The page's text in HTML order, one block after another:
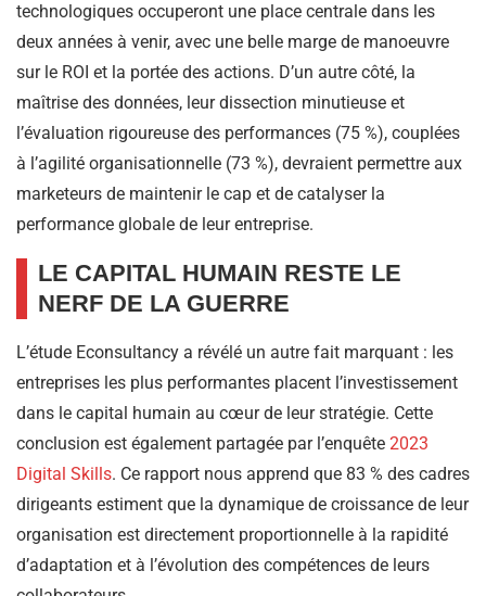
technologiques occuperont une place centrale dans les
deux années à venir, avec une belle marge de manoeuvre
sur le ROI et la portée des actions. D’un autre côté, la
maîtrise des données, leur dissection minutieuse et
l’évaluation rigoureuse des performances (75 %), couplées
à l’agilité organisationnelle (73 %), devraient permettre aux
marketeurs de maintenir le cap et de catalyser la
performance globale de leur entreprise.
LE CAPITAL HUMAIN RESTE LE
NERF DE LA GUERRE
L’étude Econsultancy a révélé un autre fait marquant : les
entreprises les plus performantes placent l’investissement
dans le capital humain au cœur de leur stratégie. Cette
conclusion est également partagée par l’enquête 2023
Digital Skills. Ce rapport nous apprend que 83 % des cadres
dirigeants estiment que la dynamique de croissance de leur
organisation est directement proportionnelle à la rapidité
d’adaptation et à l’évolution des compétences de leurs